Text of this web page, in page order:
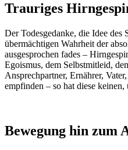
Trauriges
Der Todesgedanke, die Idee des
übermächtigen Wahrheit der
ausgesprochen fades –
Egoismus, dem Selbstmitleid,
Ansprechpartner, Ernährer,
empfinden – so hat diese
Bewegung hin zum